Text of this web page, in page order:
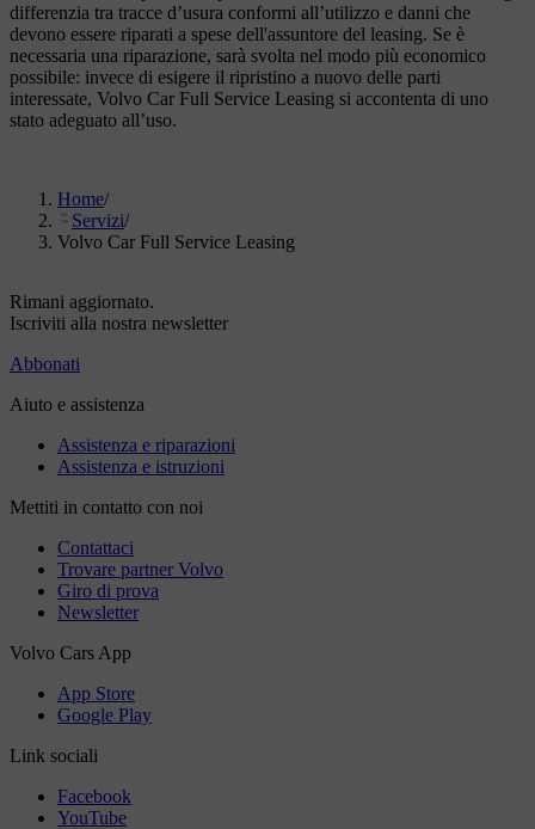
differenzia tra tracce d’usura conformi all’utilizzo e danni che
devono essere riparati a spese dell'assuntore del leasing. Se è
necessaria una riparazione, sarà svolta nel modo più economico
possibile: invece di esigere il ripristino a nuovo delle parti
interessate, Volvo Car Full Service Leasing si accontenta di uno
stato adeguato all’uso.
Home/
Servizi/
Volvo Car Full Service Leasing